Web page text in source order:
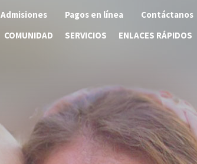
Admisiones Pagos en línea Contáctanos
COMUNIDAD SERVICIOS ENLACES RÁPIDOS